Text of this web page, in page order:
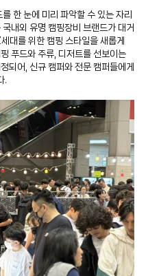
한 눈에 미리 파악할 수 있는 자리
내외 유명 캠핑장비 브랜드가 대거
대를 위한 캠핑 스타일을 새롭게
푸드와 주류, 디저트를 선보이는
되어, 신규 캠퍼와 전문 캠퍼들에게
.